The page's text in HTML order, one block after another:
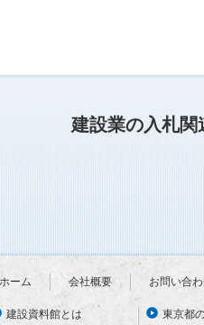
建設業の入札関
ホーム 会社概要 お問い合
建設資料館とは 東京都